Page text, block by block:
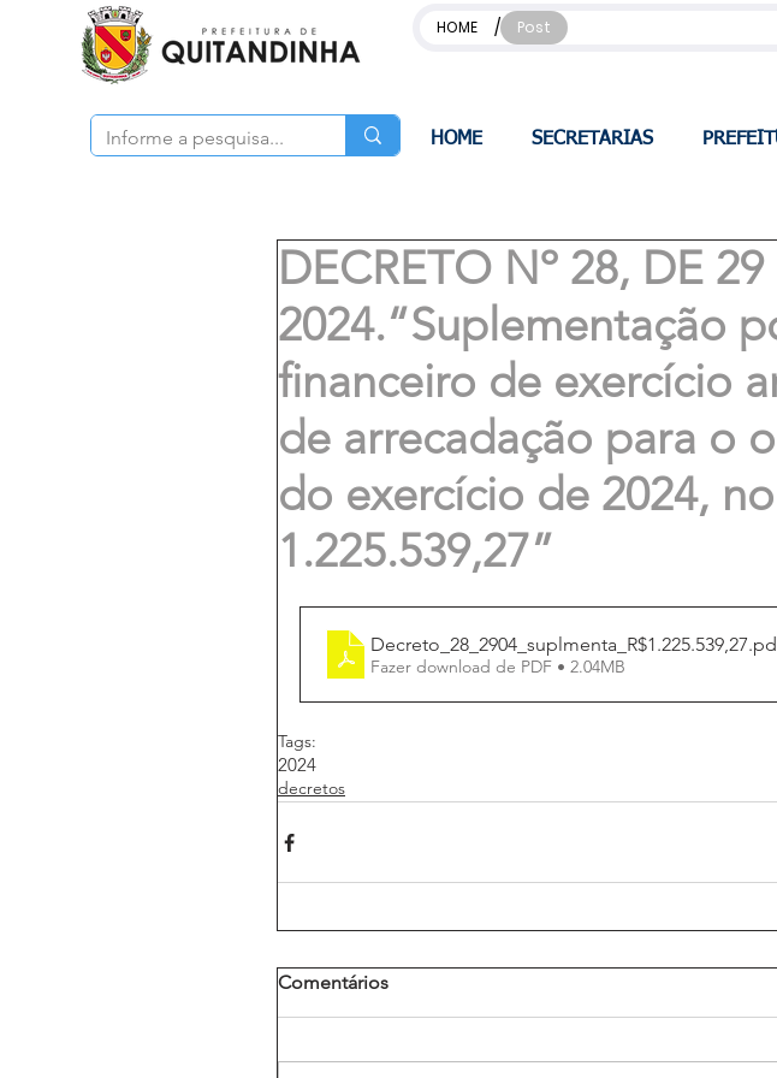
HOME / Post
HOME SECRETARIAS
DECRETO Nº 28, DE
2024.“Suplementação
financeiro de exercício
de arrecadação para o
do exercício de 2024,
1.225.539,27”
Decreto_28_2904_suplmenta_R$1.225.539,27
Fazer download de PDF • 2.04MB
Tags:
2024
decretos
Comentários